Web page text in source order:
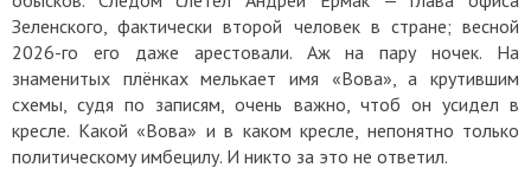
Зеленского, фактически второй человек в стране; весной
2026-го его даже арестовали. Аж на пару ночек. На
знаменитых плёнках мелькает имя «Вова», а крутившим
схемы, судя по записям, очень важно, чтоб он усидел в
кресле. Какой «Вова» и в каком кресле, непонятно только
политическому имбецилу. И никто за это не ответил.